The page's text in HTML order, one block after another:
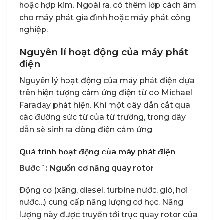
hoặc hợp kim. Ngoài ra, có thêm lớp cách âm
cho máy phát gia đình hoặc máy phát công
nghiệp.
Nguyên lí hoạt động của máy phát
điện
Nguyên lý hoạt động của máy phát điện dựa
trên hiện tượng cảm ứng điện từ do Michael
Faraday phát hiện. Khi một dây dẫn cắt qua
các đường sức từ của từ trường, trong dây
dẫn sẽ sinh ra dòng điện cảm ứng.
Quá trình hoạt động của máy phát điện
Bước 1: Nguồn cơ năng quay rotor
Động cơ (xăng, diesel, turbine nước, gió, hơi
nước…) cung cấp năng lượng cơ học. Năng
lượng này được truyền tới trục quay rotor của